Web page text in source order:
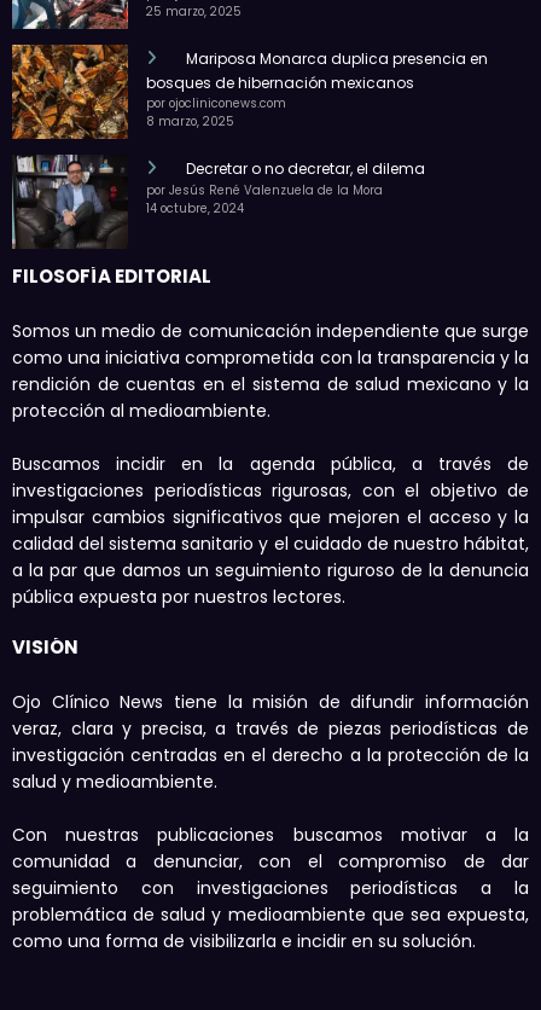
25 marzo, 2025
Mariposa Monarca duplica presencia en
bosques de hibernación mexicanos
por ojocliniconews.com
8 marzo, 2025
Decretar o no decretar, el dilema
por Jesús René Valenzuela de la Mora
14 octubre, 2024
FILOSOFÍA EDITORIAL
Somos un medio de comunicación independiente que surge
como una iniciativa comprometida con la transparencia y la
rendición de cuentas en el sistema de salud mexicano y la
protección al medioambiente.
Buscamos incidir en la agenda pública, a través de
investigaciones periodísticas rigurosas, con el objetivo de
impulsar cambios significativos que mejoren el acceso y la
calidad del sistema sanitario y el cuidado de nuestro hábitat,
a la par que damos un seguimiento riguroso de la denuncia
pública expuesta por nuestros lectores.
VISIÓN
Ojo Clínico News tiene la misión de difundir información
veraz, clara y precisa, a través de piezas periodísticas de
investigación centradas en el derecho a la protección de la
salud y medioambiente.
Con nuestras publicaciones buscamos motivar a la
comunidad a denunciar, con el compromiso de dar
seguimiento con investigaciones periodísticas a la
problemática de salud y medioambiente que sea expuesta,
como una forma de visibilizarla e incidir en su solución.